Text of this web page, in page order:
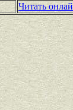
Читать